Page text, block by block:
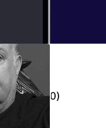
20)